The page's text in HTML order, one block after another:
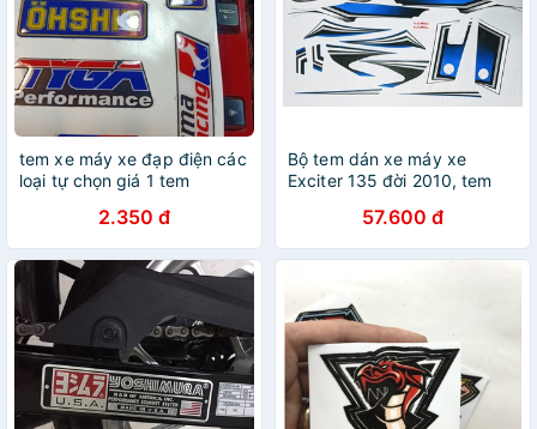
tem xe máy xe đạp điện các
loại tự chọn giá 1 tem
2.350 đ
Bộ tem dán xe máy xe
Exciter 135 đời 2010, tem
57.600 đ